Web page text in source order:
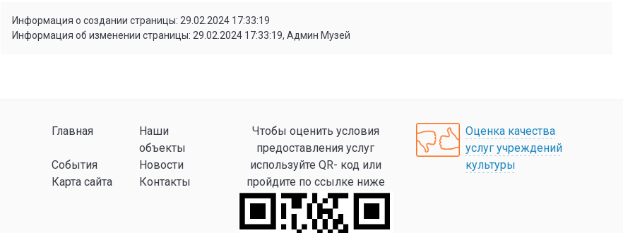
Информация о создании страницы: 29.02.2024 17:33:19
Информация об изменении страницы: 29.02.2024 17:33:19, Админ Музей
Главная
Наши
объекты
События
Новости
Карта сайта
Контакты
Чтобы оценить условия
предоставления услуг
используйте QR- код или
пройдите по ссылке ниже
Оценка качества
услуг учреждений
культуры